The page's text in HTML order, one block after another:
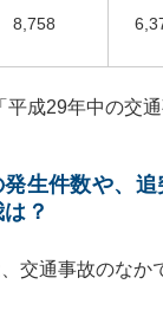
8,758
平成29年中の交
生件数や、追
？
交通事故のなか